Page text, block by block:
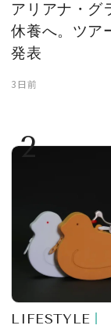
アリアナ・グ
休養へ。ツア
発表
3日前
2
LIFESTYLE